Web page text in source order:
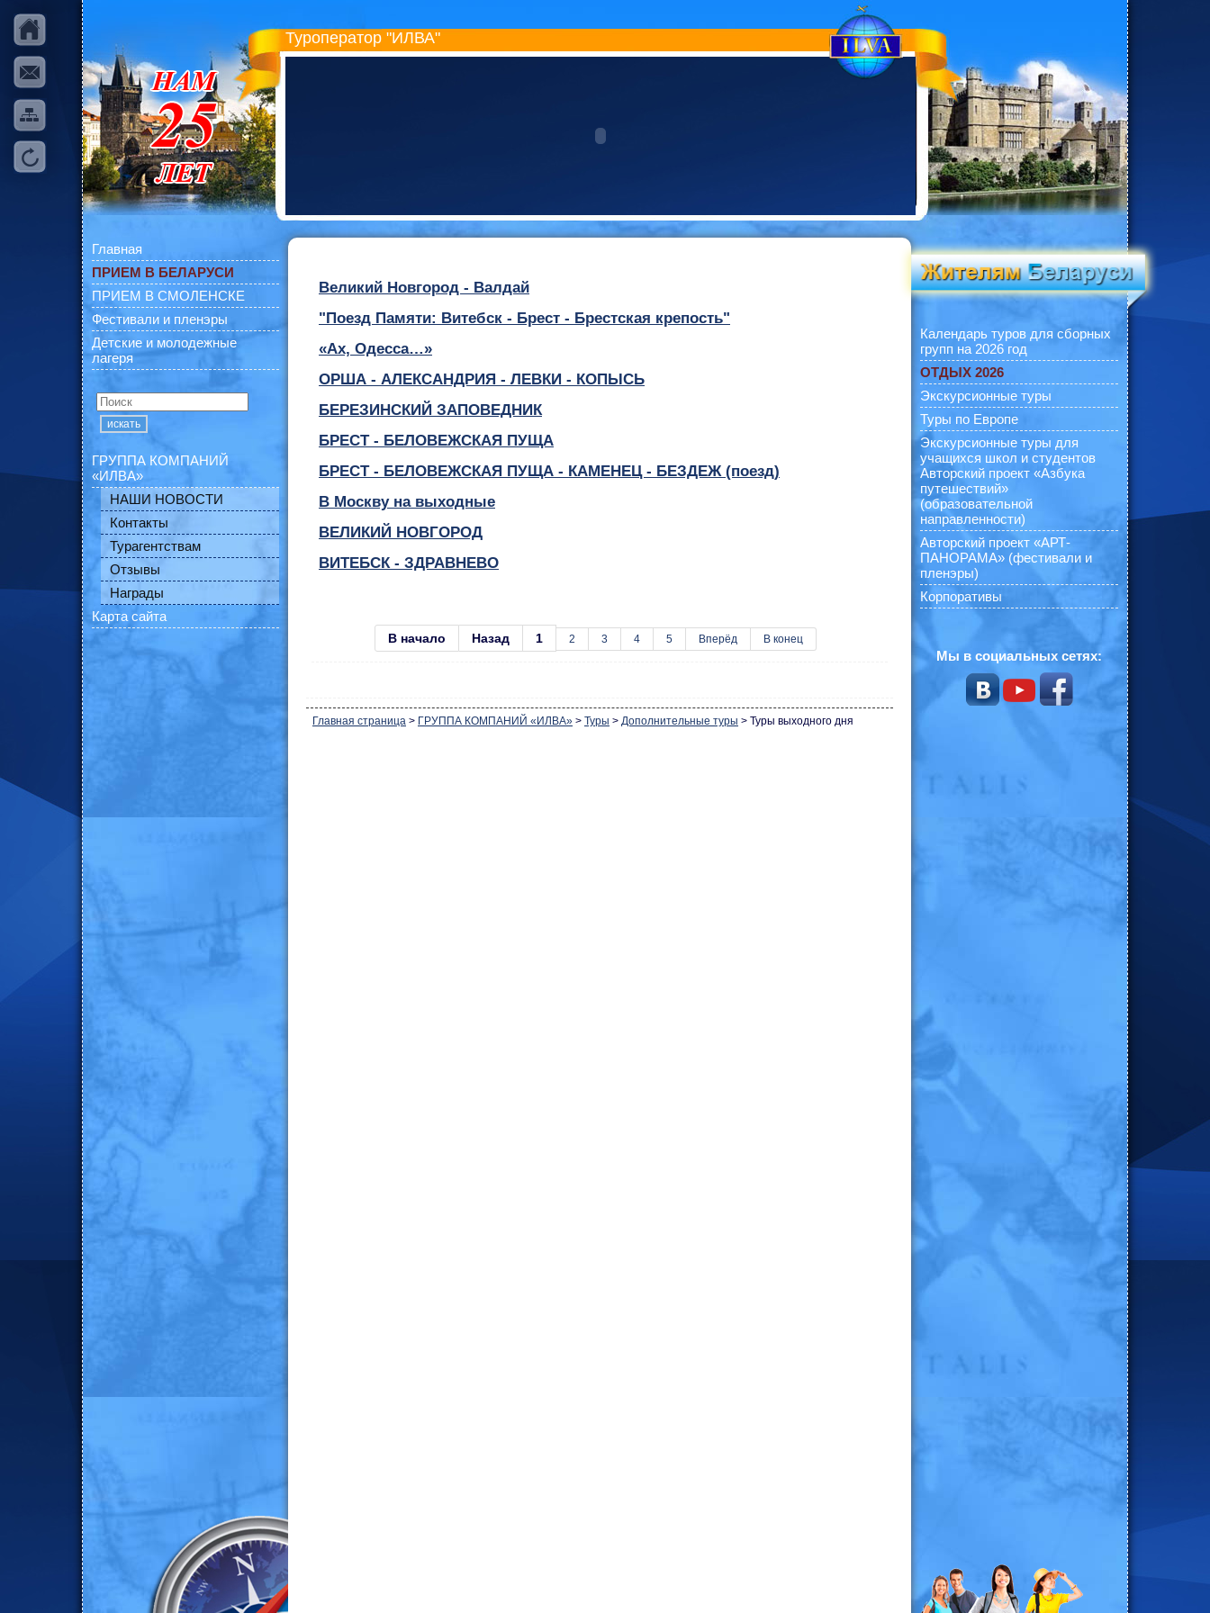
Туроператор "ИЛВА"
Главная
ПРИЕМ В БЕЛАРУСИ
ПРИЕМ В СМОЛЕНСКЕ
Фестивали и пленэры
Детские и молодежные
лагеря
искать
ГРУППА КОМПАНИЙ
«ИЛВА»
НАШИ НОВОСТИ
Контакты
Турагентствам
Отзывы
Награды
Карта сайта
Великий Новгород - Валдай
"Поезд Памяти: Витебск - Брест - Брестская крепость"
«Ах, Одесса…»
OРША - АЛЕКСАНДРИЯ - ЛЕВКИ - КОПЫСЬ
БЕРЕЗИНСКИЙ ЗАПОВЕДНИК
БРЕСТ - БЕЛОВЕЖСКАЯ ПУЩА
БРЕСТ - БЕЛОВЕЖСКАЯ ПУЩА - КАМЕНЕЦ - БЕЗДЕЖ (поезд)
В Москву на выходные
ВЕЛИКИЙ НОВГОРОД
ВИТЕБСК - ЗДРАВНЕВО
В начало Назад 1 2 3 4 5 Вперёд В конец
Главная страница > ГРУППА КОМПАНИЙ «ИЛВА» > Туры > Дополнительные туры > Туры выходного дня
Календарь туров для сборных
групп на 2026 год
ОТДЫХ 2026
Экскурсионные туры
Туры по Европе
Экскурсионные туры для
учащихся школ и студентов
Авторский проект «Азбука
путешествий»
(образовательной
направленности)
Авторский проект «АРТ-
ПАНОРАМА» (фестивали и
пленэры)
Корпоративы
Мы в социальных сетях: